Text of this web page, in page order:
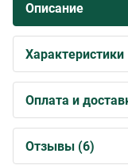
Описание
Характеристики
Оплата и
Отзывы (6)